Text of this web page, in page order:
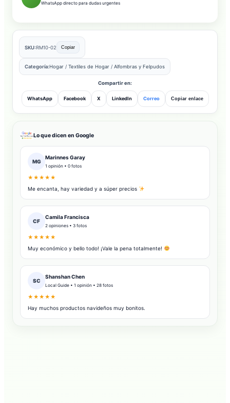
WhatsApp directo para dudas urgentes
SKU:RM10-02 Copiar
Categoría:Hogar / Textiles de Hogar / Alfombras y Felpudos
Compartir en:
WhatsApp Facebook X LinkedIn Correo Copiar enlace
Lo que dicen en Google
MG
Marinnes Garay
1 opinión • 0 fotos
★★★★★
Me encanta, hay variedad y a súper precios
CF
Camila Francisca
2 opiniones • 3 fotos
★★★★★
Muy económico y bello todo! ¡Vale la pena totalmente!
SC
Shanshan Chen
Local Guide • 1 opinión • 28 fotos
★★★★★
Hay muchos productos navideños muy bonitos.